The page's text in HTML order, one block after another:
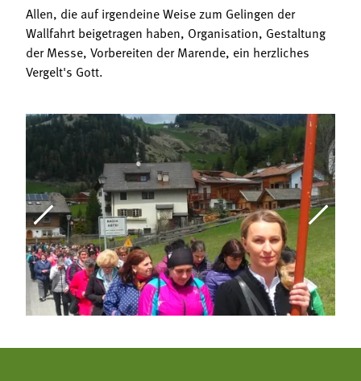
Allen, die auf irgendeine Weise zum Gelingen der
Wallfahrt beigetragen haben, Organisation, Gestaltung
der Messe, Vorbereiten der Marende, ein herzliches
Vergelt's Gott.